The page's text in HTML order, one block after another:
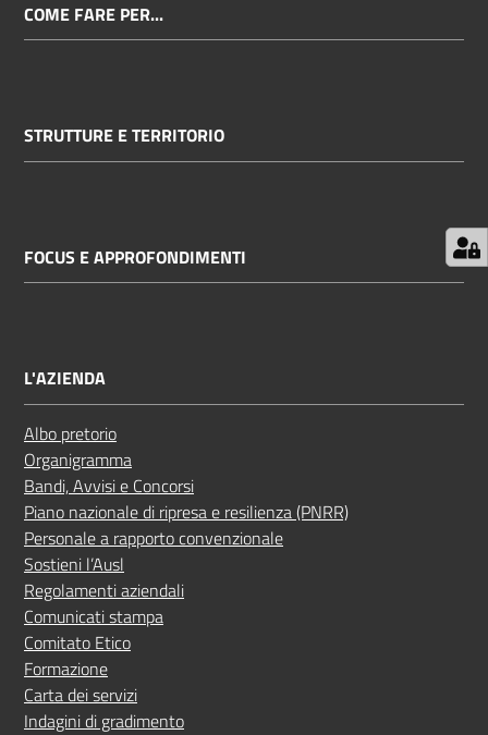
COME FARE PER...
STRUTTURE E TERRITORIO
FOCUS E APPROFONDIMENTI
L'AZIENDA
Albo pretorio
Organigramma
Bandi, Avvisi e Concorsi
Piano nazionale di ripresa e resilienza (PNRR)
Personale a rapporto convenzionale
Sostieni l’Ausl
Regolamenti aziendali
Comunicati stampa
Comitato Etico
Formazione
Carta dei servizi
Indagini di gradimento